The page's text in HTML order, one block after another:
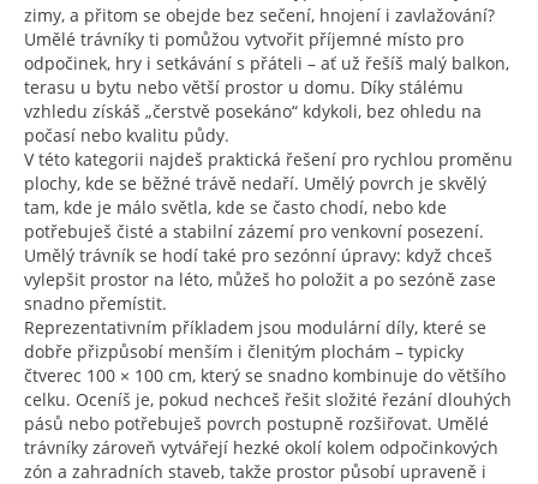
zimy, a přitom se obejde bez sečení, hnojení i zavlažování?
Umělé trávníky ti pomůžou vytvořit příjemné místo pro
odpočinek, hry i setkávání s přáteli – ať už řešíš malý balkon,
terasu u bytu nebo větší prostor u domu. Díky stálému
vzhledu získáš „čerstvě posekáno“ kdykoli, bez ohledu na
počasí nebo kvalitu půdy.
V této kategorii najdeš praktická řešení pro rychlou proměnu
plochy, kde se běžné trávě nedaří. Umělý povrch je skvělý
tam, kde je málo světla, kde se často chodí, nebo kde
potřebuješ čisté a stabilní zázemí pro venkovní posezení.
Umělý trávník se hodí také pro sezónní úpravy: když chceš
vylepšit prostor na léto, můžeš ho položit a po sezóně zase
snadno přemístit.
Reprezentativním příkladem jsou modulární díly, které se
dobře přizpůsobí menším i členitým plochám – typicky
čtverec 100 × 100 cm, který se snadno kombinuje do většího
celku. Oceníš je, pokud nechceš řešit složité řezání dlouhých
pásů nebo potřebuješ povrch postupně rozšiřovat. Umělé
trávníky zároveň vytvářejí hezké okolí kolem odpočinkových
zón a zahradních staveb, takže prostor působí upraveně i